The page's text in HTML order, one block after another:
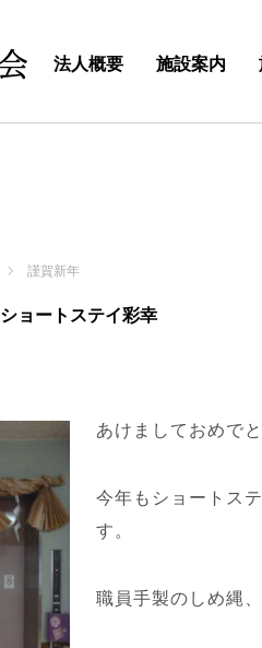
法人概要 施設案内
謹賀新年
ショートステイ彩幸
あけましておめで
今年もショートス
す。
職員手製のしめ縄